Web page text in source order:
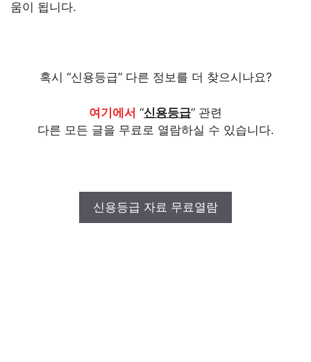
움이 됩니다.
혹시 “신용등급” 다른 정보를 더 찾으시나요?
여기에서 “신용등급” 관련
다른 모든 글을 무료로 열람하실 수 있습니다.
신용등급 자료 무료열람